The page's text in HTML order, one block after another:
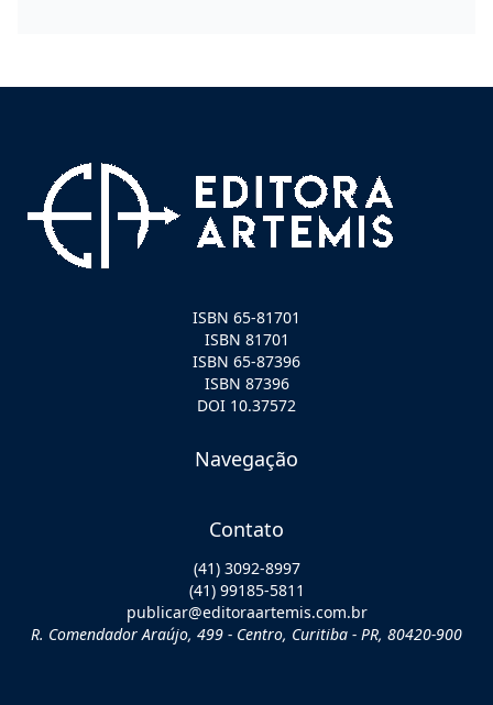
ISBN 65-81701
ISBN 81701
ISBN 65-87396
ISBN 87396
DOI 10.37572
Navegação
Contato
(41) 3092-8997
(41) 99185-5811
publicar@editoraartemis.com.br
R. Comendador Araújo, 499 - Centro, Curitiba - PR, 80420-900